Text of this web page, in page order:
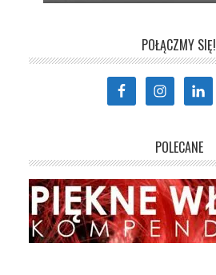
POŁĄCZMY SIĘ!
POLECANE